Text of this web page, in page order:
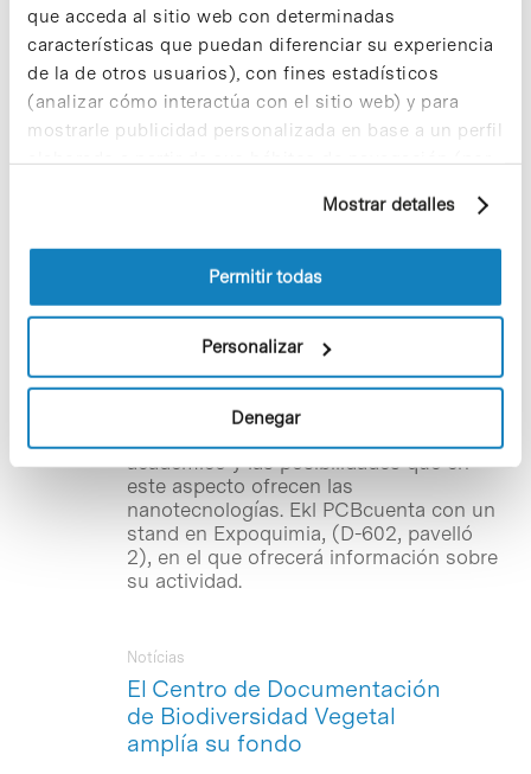
que acceda al sitio web con determinadas
características que puedan diferenciar su experiencia
de la de otros usuarios), con fines estadísticos
(analizar cómo interactúa con el sitio web) y para
mostrarle publicidad personalizada en base a un perfil
elaborado a partir de sus hábitos de navegación (por
información sobre las cookies puede consultar
la Política de cookies del sitio web.
Mostrar detalles
Permitir todas
Personalizar
Denegar
El PCB organiza unas jornadas
sobre oportunidades de
negocio en Expoquímia
Notícias
jornadas que organiza el Parc Científic
Fundació Bosch i Gimpera y el Instituto
de Bioingeniería de Cataluña, y el apoyo
de la FeriaExpoquimia. La Feria se
celebrará en Barcelona (recinto Ferial de
Ambas están dirigidas a los asistentes
que estén interesados en el desarrollo
académico y las posibilidades que en
este aspecto ofrecen las
nanotecnologías. Ekl PCBcuenta con un
stand en Expoquimia, (D-602, pavelló
2), en el que ofrecerá información sobre
su actividad.
El Centro de Documentación
de Biodiversidad Vegetal
amplía su fondo
Notícias